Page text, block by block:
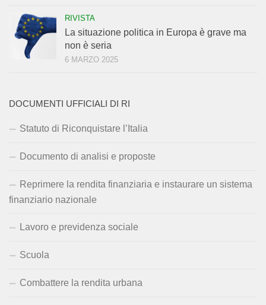
RIVISTA
La situazione politica in Europa è grave ma
non è seria
6 MARZO 2025
DOCUMENTI UFFICIALI DI RI
Statuto di Riconquistare l’Italia
Documento di analisi e proposte
Reprimere la rendita finanziaria e instaurare un sistema
finanziario nazionale
Lavoro e previdenza sociale
Scuola
Combattere la rendita urbana